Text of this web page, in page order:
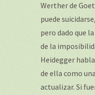
Werther de
puede
pero dado que
de la
Heidegger
de ella como
actualizar. Si